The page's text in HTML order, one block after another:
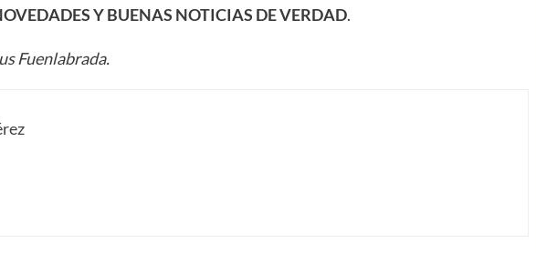
Y BUENAS NOTICIAS DE VERDAD.
Fuenlabrada.